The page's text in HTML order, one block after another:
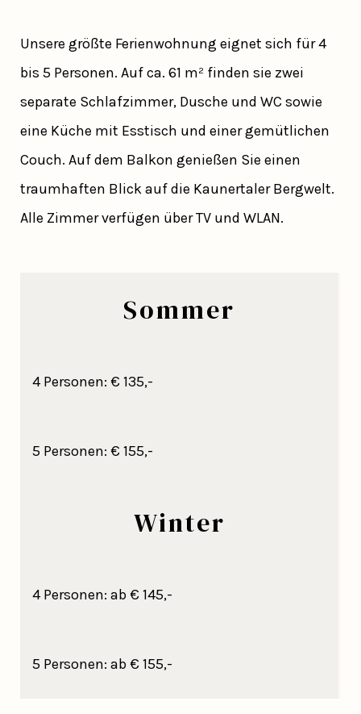
Unsere größte Ferienwohnung eignet sich für 4
bis 5 Personen. Auf ca. 61 m² finden sie zwei
separate Schlafzimmer, Dusche und WC sowie
eine Küche mit Esstisch und einer gemütlichen
Couch. Auf dem Balkon genießen Sie einen
traumhaften Blick auf die Kaunertaler Bergwelt.
Alle Zimmer verfügen über TV und WLAN.
Sommer
4 Personen: € 135,-
5 Personen: € 155,-
Winter
4 Personen: ab € 145,-
5 Personen: ab € 155,-